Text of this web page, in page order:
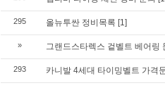
295 올뉴투싼 정비목록 [1]
» 그랜드스타렉스 겉벨트 베어링
293 카니발 4세대 타이밍벨트 가격